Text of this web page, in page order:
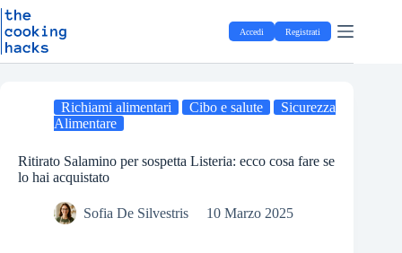
S
t
Salta
al
contenuto
Accedi Registrati
Richiami alimentari Cibo e salute
Sicurezza
Alimentare
Ritirato Salamino per sospetta Listeria: ecco cosa fare se
lo hai acquistato
Sofia De Silvestris 10 Marzo 2025